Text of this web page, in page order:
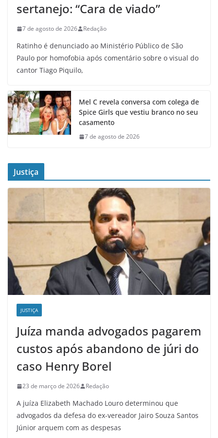
sertanejo: “Cara de viado”
7 de agosto de 2026 Redação
Ratinho é denunciado ao Ministério Público de São
Paulo por homofobia após comentário sobre o visual do
cantor Tiago Piquilo,
Mel C revela conversa com colega de
Spice Girls que vestiu branco no seu
casamento
7 de agosto de 2026
Justiça
JUSTIÇA
Juíza manda advogados pagarem
custos após abandono de júri do
caso Henry Borel
23 de março de 2026 Redação
A juíza Elizabeth Machado Louro determinou que
advogados da defesa do ex-vereador Jairo Souza Santos
Júnior arquem com as despesas